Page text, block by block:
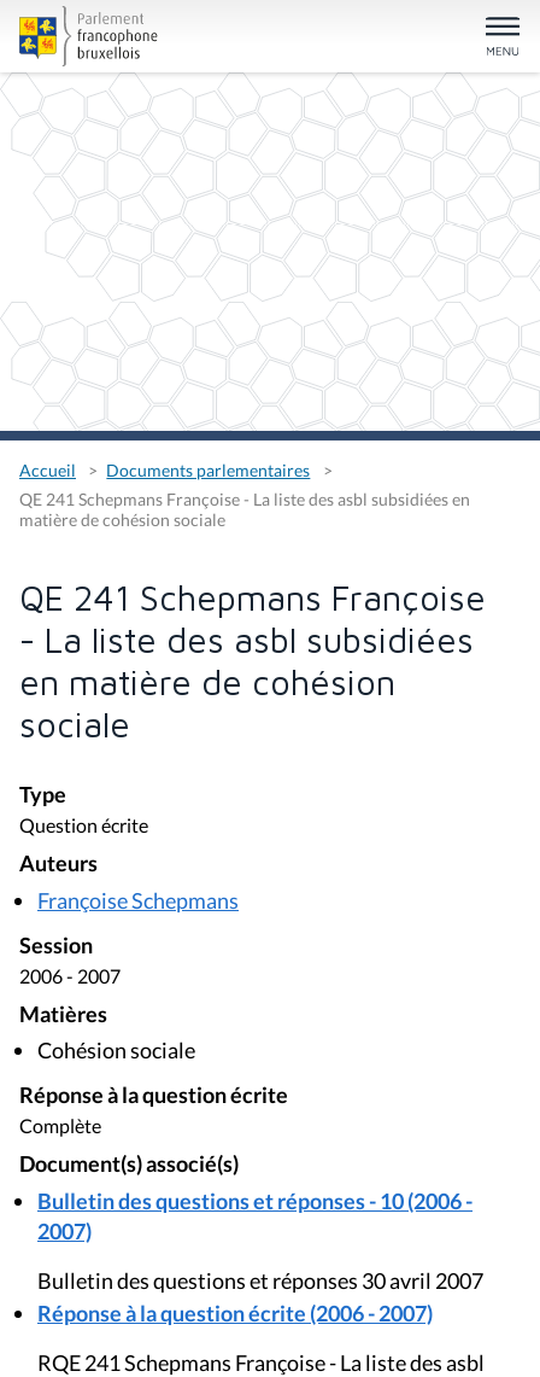
Accueil
Documents parlementaires
QE 241 Schepmans Françoise - La liste des asbl subsidiées en
matière de cohésion sociale
QE 241 Schepmans Françoise
- La liste des asbl subsidiées
en matière de cohésion
sociale
Type
Question écrite
Auteurs
Françoise Schepmans
Session
2006 - 2007
Matières
Cohésion sociale
Réponse à la question écrite
Complète
Document(s) associé(s)
Bulletin des questions et réponses - 10 (2006 -
2007)
Bulletin des questions et réponses 30 avril 2007
Réponse à la question écrite (2006 - 2007)
RQE 241 Schepmans Françoise - La liste des asbl